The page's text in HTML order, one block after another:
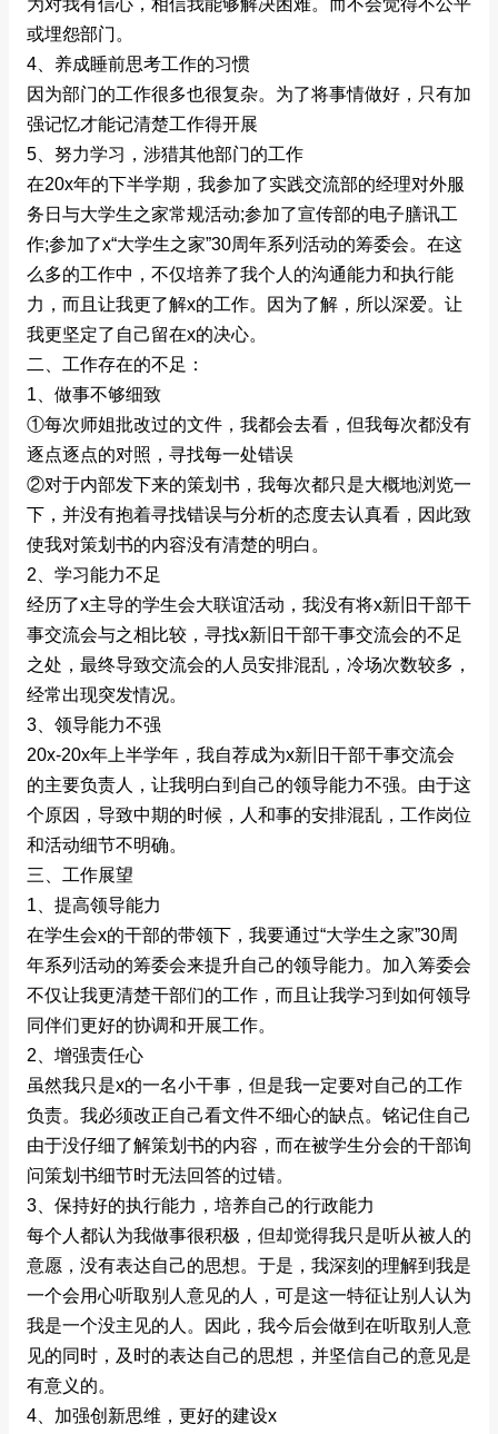
或埋怨部门。
4、养成睡前思考工作的习惯
因为部门的工作很多也很复杂。为了将事情做好，只有加
强记忆才能记清楚工作得开展
5、努力学习，涉猎其他部门的工作
在20x年的下半学期，我参加了实践交流部的经理对外服
务日与大学生之家常规活动;参加了宣传部的电子膳讯工
作;参加了x“大学生之家”30周年系列活动的筹委会。在这
么多的工作中，不仅培养了我个人的沟通能力和执行能
力，而且让我更了解x的工作。因为了解，所以深爱。让
我更坚定了自己留在x的决心。
二、工作存在的不足：
1、做事不够细致
①每次师姐批改过的文件，我都会去看，但我每次都没有
逐点逐点的对照，寻找每一处错误
②对于内部发下来的策划书，我每次都只是大概地浏览一
下，并没有抱着寻找错误与分析的态度去认真看，因此致
使我对策划书的内容没有清楚的明白。
2、学习能力不足
经历了x主导的学生会大联谊活动，我没有将x新旧干部干
事交流会与之相比较，寻找x新旧干部干事交流会的不足
之处，最终导致交流会的人员安排混乱，冷场次数较多，
经常出现突发情况。
3、领导能力不强
20x-20x年上半学年，我自荐成为x新旧干部干事交流会
的主要负责人，让我明白到自己的领导能力不强。由于这
个原因，导致中期的时候，人和事的安排混乱，工作岗位
和活动细节不明确。
三、工作展望
1、提高领导能力
在学生会x的干部的带领下，我要通过“大学生之家”30周
年系列活动的筹委会来提升自己的领导能力。加入筹委会
不仅让我更清楚干部们的工作，而且让我学习到如何领导
同伴们更好的协调和开展工作。
2、增强责任心
虽然我只是x的一名小干事，但是我一定要对自己的工作
负责。我必须改正自己看文件不细心的缺点。铭记住自己
由于没仔细了解策划书的内容，而在被学生分会的干部询
问策划书细节时无法回答的过错。
3、保持好的执行能力，培养自己的行政能力
每个人都认为我做事很积极，但却觉得我只是听从被人的
意愿，没有表达自己的思想。于是，我深刻的理解到我是
一个会用心听取别人意见的人，可是这一特征让别人认为
我是一个没主见的人。因此，我今后会做到在听取别人意
见的同时，及时的表达自己的思想，并坚信自己的意见是
有意义的。
4、加强创新思维，更好的建设x